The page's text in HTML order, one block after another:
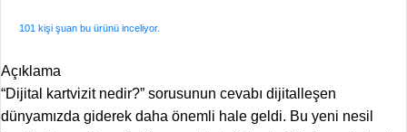
101 kişi şuan bu ürünü inceliyor.
Açıklama
“Dijital kartvizit nedir?” sorusunun cevabı dijitalleşen
dünyamızda giderek daha önemli hale geldi. Bu yeni nesil